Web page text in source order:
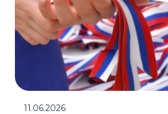
11.06.2026